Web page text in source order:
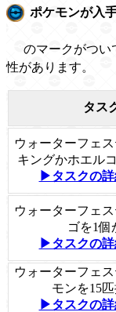
ポケモンが入
のマークがつい
性があります。
タス
ウォーターフェ
キングかホエル
▶タスクの
ウォーターフェ
ゴを1個
▶タスクの
ウォーターフェ
モンを15
▶タスクの